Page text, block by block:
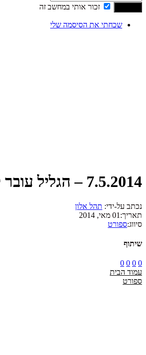
זכור אותי במחשב זה
שכחתי את הסיסמה שלי
7.5.2014 – הגליל עובר למרכז…
נכתב על-ידי: תהל אלון
תאריך: 01 מאי, 2014
סיווג:ספורט
שיתוף
0
0
0
0
עמוד הבית
ספורט